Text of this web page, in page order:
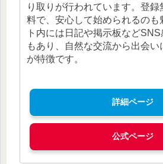
り取りが行われています。登
料で、安心して始められるのも
ト内には日記や掲示板など
もあり、自然な交流から出会
が特徴です。
詳細ページ
公式ページ